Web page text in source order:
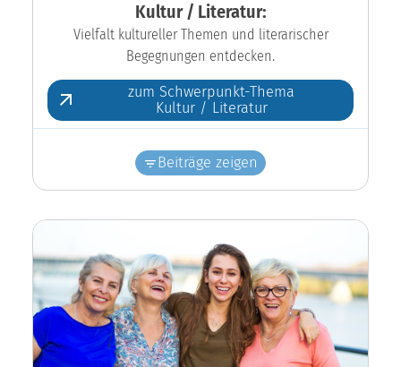
Kultur / Literatur:
Vielfalt kultureller Themen und literarischer
Begegnungen entdecken.
zum Schwerpunkt-Thema
Kultur / Literatur
Beiträge zeigen